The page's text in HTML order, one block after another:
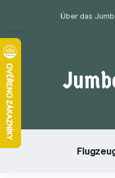
Über das